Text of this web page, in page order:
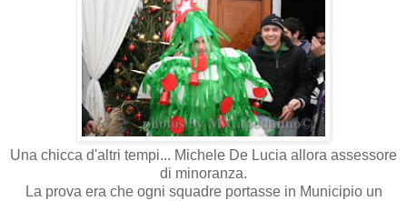
Una chicca d'altri tempi... Michele De Lucia allora assessore
di minoranza.
La prova era che ogni squadre portasse in Municipio un